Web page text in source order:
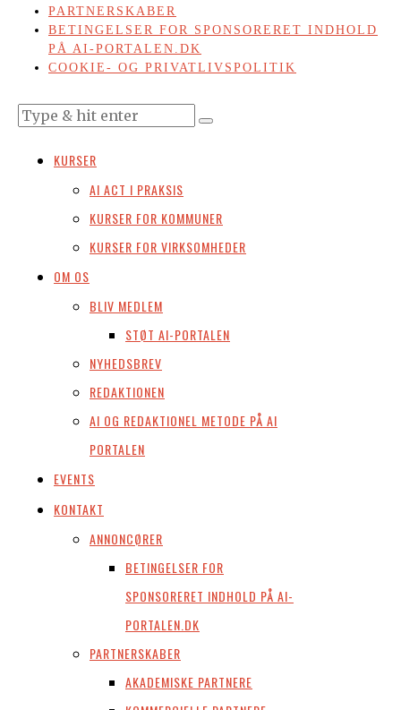
PARTNERSKABER
BETINGELSER FOR SPONSORERET INDHOLD
PÅ AI-PORTALEN.DK
COOKIE- OG PRIVATLIVSPOLITIK
KURSER
AI ACT I PRAKSIS
KURSER FOR KOMMUNER
KURSER FOR VIRKSOMHEDER
OM OS
BLIV MEDLEM
STØT AI-PORTALEN
NYHEDSBREV
REDAKTIONEN
AI OG REDAKTIONEL METODE PÅ AI
PORTALEN
EVENTS
KONTAKT
ANNONCØRER
BETINGELSER FOR
SPONSORERET INDHOLD PÅ AI-
PORTALEN.DK
PARTNERSKABER
AKADEMISKE PARTNERE